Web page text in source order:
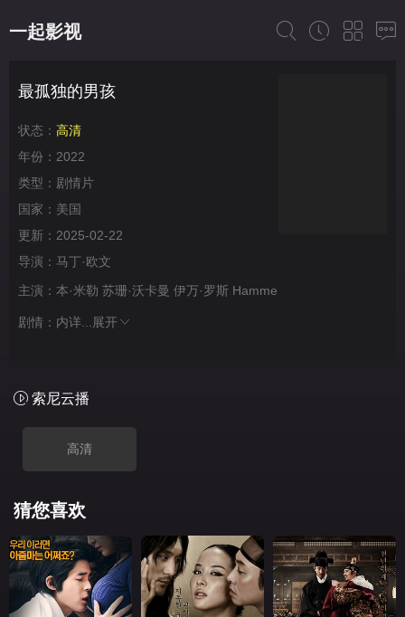
一起影视
最孤独的男孩
状态： 高清
年份： 2022
类型： 剧情片
国家： 美国
更新： 2025-02-22
导演： 马丁·欧文
主演： 本·米勒 苏珊·沃卡曼 伊万·罗斯 Hamme
剧情： 内详... 展开
索尼云播
高清
猜您喜欢